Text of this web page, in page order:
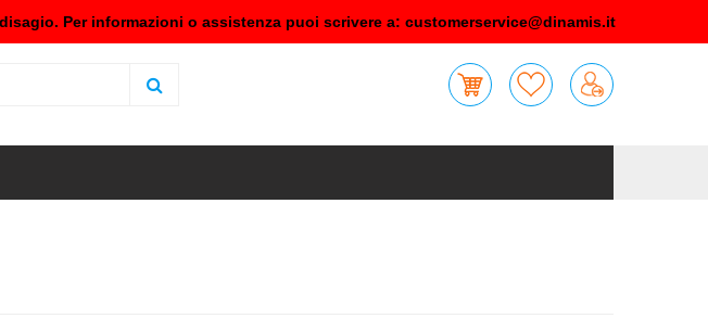
Per informazioni o assistenza puoi scrivere a: customerservice@dinamis.it